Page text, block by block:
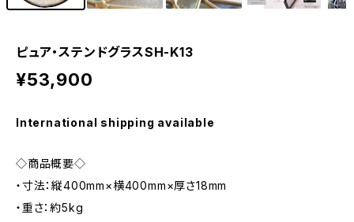
ピュア・ステンドグラスSH-K13
¥53,900
International shipping available
◇商品概要◇
・寸法：縦400mm×横400mm×厚さ18mm
・重さ：約5kg